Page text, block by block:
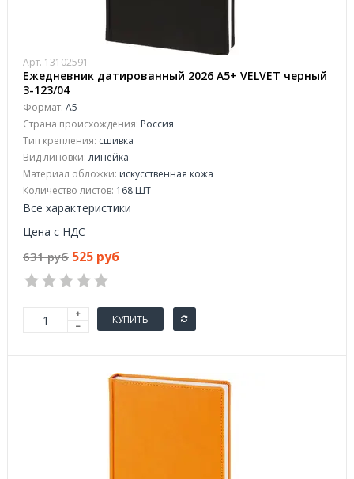
Арт. 13102591
Ежедневник датированный 2026 А5+ VELVET черный
3-123/04
Формат: А5
Страна происхождения: Россия
Тип крепления: сшивка
Вид линовки: линейка
Материал обложки: искусственная кожа
Количество листов: 168 ШТ
Все характеристики
Цена с НДС
631 руб 525 руб
КУПИТЬ